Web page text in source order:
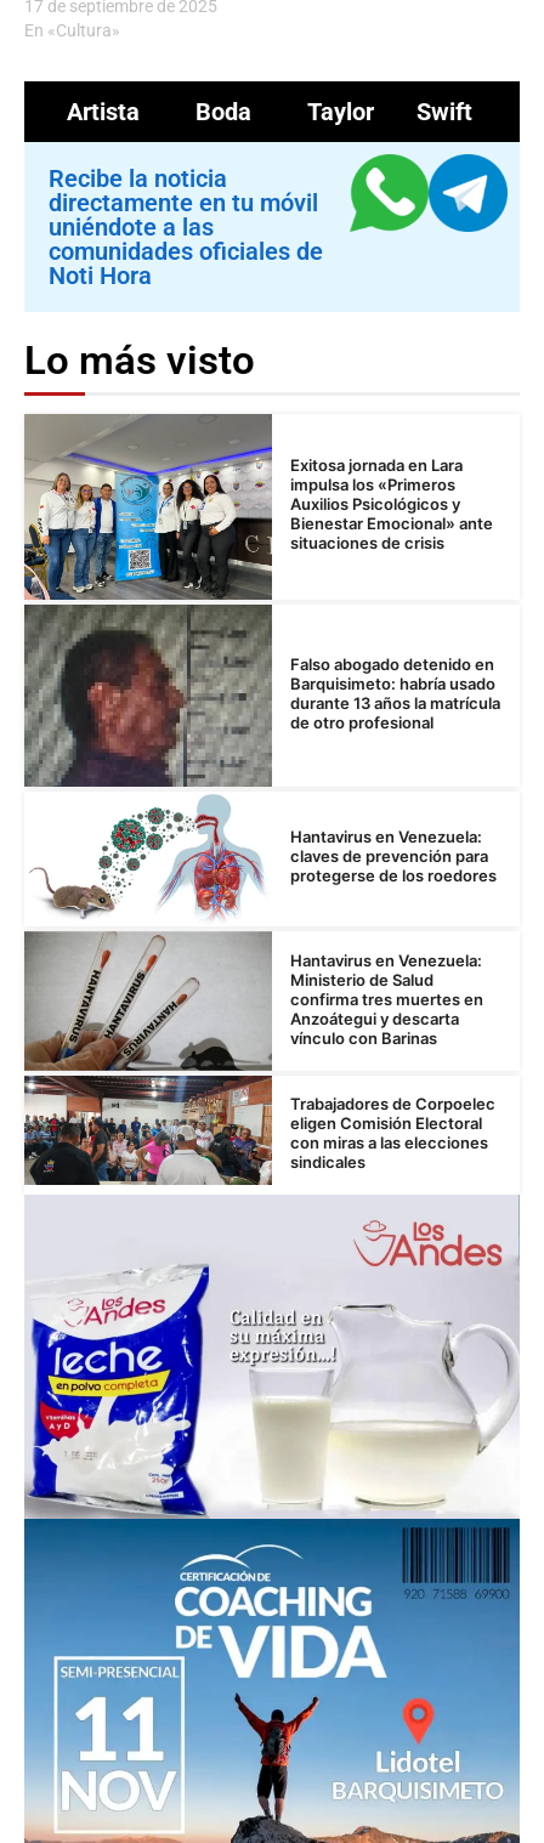
17 de septiembre de 2025
En «Cultura»
Artista Boda Taylor Swift
Recibe la noticia
directamente en tu móvil
uniéndote a las
comunidades oficiales de
Noti Hora
Lo más visto
Exitosa jornada en Lara
impulsa los «Primeros
Auxilios Psicológicos y
Bienestar Emocional» ante
situaciones de crisis
Falso abogado detenido en
Barquisimeto: habría usado
durante 13 años la matrícula
de otro profesional
Hantavirus en Venezuela:
claves de prevención para
protegerse de los roedores
Hantavirus en Venezuela:
Ministerio de Salud
confirma tres muertes en
Anzoátegui y descarta
vínculo con Barinas
Trabajadores de Corpoelec
eligen Comisión Electoral
con miras a las elecciones
sindicales